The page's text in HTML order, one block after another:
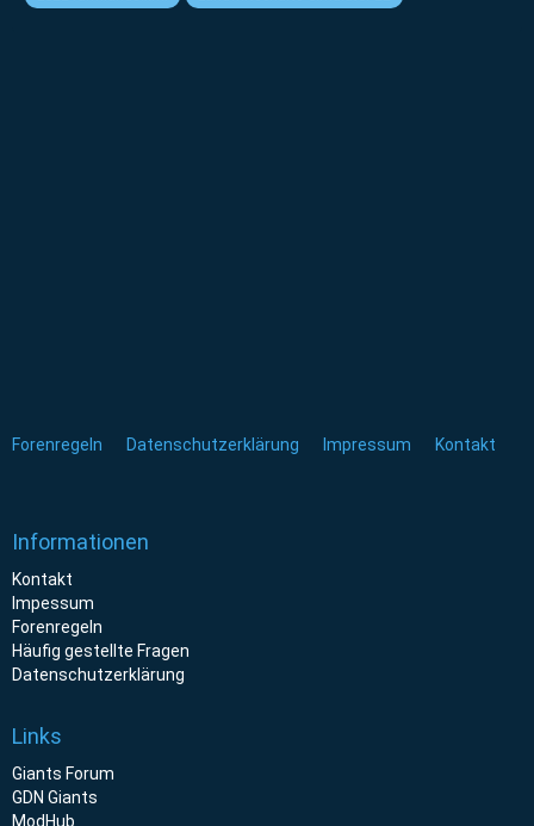
Forenregeln Datenschutzerklärung Impressum Kontakt
Informationen
Kontakt
Impessum
Forenregeln
Häufig gestellte Fragen
Datenschutzerklärung
Links
Giants Forum
GDN Giants
ModHub